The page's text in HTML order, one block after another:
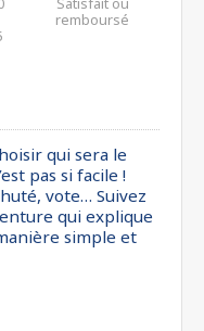
remboursé
qui sera le
pas si facile !
vote… Suivez
qui explique
simple et